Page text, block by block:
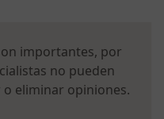
importantes, por
no pueden
eliminar opiniones.